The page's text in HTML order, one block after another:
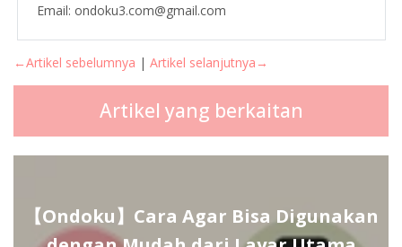
Email: ondoku3.com@gmail.com
←Artikel sebelumnya | Artikel selanjutnya→
Artikel yang berkaitan
【Ondoku】Cara Agar Bisa Digunakan